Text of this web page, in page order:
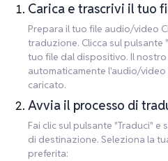
Carica e trascrivi il tuo
Prepara il tuo file audio/video
traduzione. Clicca sul pulsante
tuo file dal dispositivo. Il
automaticamente l'audio/
caricato.
Avvia il processo di
Fai clic sul pulsante "Traduci"
di destinazione. Seleziona la
preferita: